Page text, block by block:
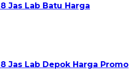
Jas Lab Batu Harga
Jas Lab Depok Harga Promo